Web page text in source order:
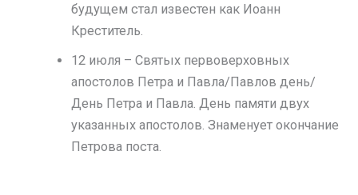
будущем стал известен как Иоанн
Креститель.
12 июля – Святых первоверховных
апостолов Петра и Павла/Павлов день/
День Петра и Павла. День памяти двух
указанных апостолов. Знаменует окончание
Петрова поста.